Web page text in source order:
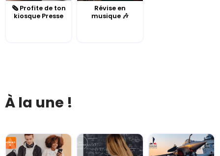
🗞️ Profite de ton
kiosque Presse
Révise en
musique 🎶
À la une !